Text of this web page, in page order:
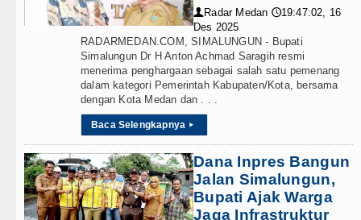
Pelayanan Publik
Alam Pikiran
Rampungkan Jembatan Pascabencana di
Wewenang
👤 Radar Medan 🕔19:47:02, 16
Des 2025
RADARMEDAN.COM, SIMALUNGUN - Bupati
Simalungun Dr H Anton Achmad Saragih resmi
menerima penghargaan sebagai salah satu pemenang
dalam kategori Pemerintah Kabupaten/Kota, bersama
dengan Kota Medan dan . . .
Baca Selengkapnya ▸
Dana Inpres Bangun
Jalan Simalungun,
Bupati Ajak Warga
Jaga Infrastruktur